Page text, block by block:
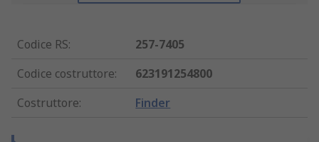
Codice RS:
257-7405
Codice costruttore:
623191254800
Costruttore: Finder